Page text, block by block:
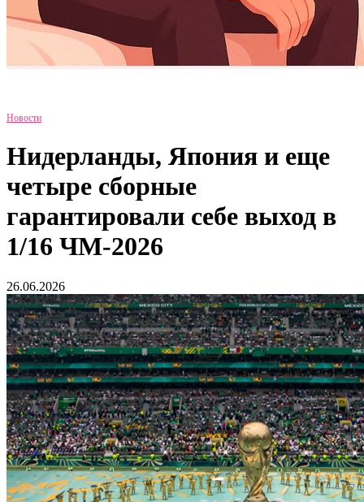
Новости
Нидерланды, Япония и еще
четыре сборные
гарантировали себе выход в
1/16 ЧМ-2026
26.06.2026